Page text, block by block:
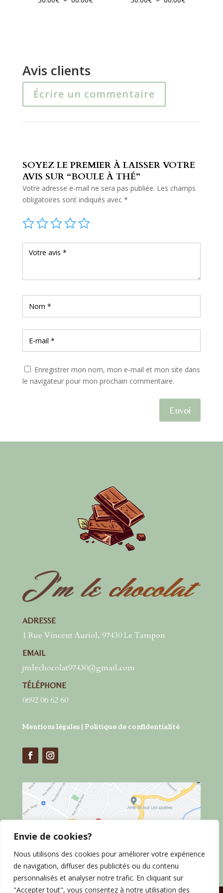
Envie de cookies?
Nous utilisons des cookies pour améliorer votre expérience
de navigation, diffuser des publicités ou du contenu
personnalisés et analyser notre trafic. En cliquant sur
"Accepter tout", vous consentez à notre utilisation des
Avis clients
Écrire un commentaire
SOYEZ LE PREMIER À LAISSER VOTRE
AVIS SUR “BOULE À THÉ”
Votre adresse e-mail ne sera pas publiée. Les champs
obligatoires sont indiqués avec *
Enregistrer mon nom, mon e-mail et mon site dans
le navigateur pour mon prochain commentaire.
Envoi
ADRESSE
1 Rue Vincent Auriol, 97430 Le Tampon
EMAIL
jmlechocolat97430@gmail.com
TÉLÉPHONE
0692 06 62 60
Mentions légales| Politique de confidentialité